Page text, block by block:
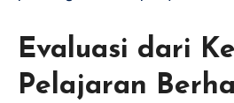
Evaluasi dari
Pelajaran